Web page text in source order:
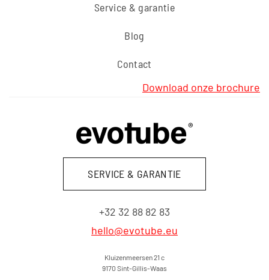
Service & garantie
Blog
Contact
Download onze brochure
SERVICE & GARANTIE
+32 32 88 82 83
hello@evotube.eu
Kluizenmeersen 21 c
9170 Sint-Gillis-Waas